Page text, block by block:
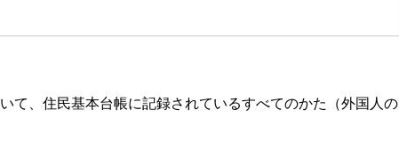
住民基本台帳に記録されているすべてのかた（外国人の